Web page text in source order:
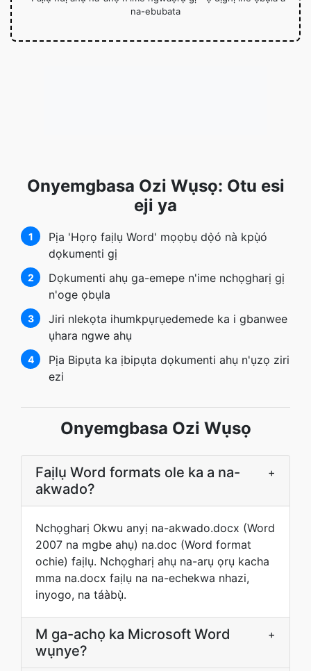
na-ebubata
Onyemgbasa Ozi Wụsọ: Otu esi
eji ya
1
Pịa 'Họrọ faịlụ Word' mọọbụ dọ̀ó nà kpụ̀ó
dọkumenti gị
2
Dọkumenti ahụ ga-emepe n'ime nchọgharị gị
n'oge ọbụla
3
Jiri nlekọta ihumkpụrụedemede ka i gbanwee
ụhara ngwe ahụ
4
Pịa Bipụta ka ịbipụta dọkumenti ahụ n'ụzọ ziri
ezi
Onyemgbasa Ozi Wụsọ
Faịlụ Word formats ole ka a na-
akwado?
+
Nchọgharị Okwu anyị na-akwado.docx (Word
2007 na mgbe ahụ) na.doc (Word format
ochie) faịlụ. Nchọgharị ahụ na-arụ ọrụ kacha
mma na.docx faịlụ na na-echekwa nhazi,
inyogo, na táàbụ̀.
M ga-achọ ka Microsoft Word
wụnye?
+